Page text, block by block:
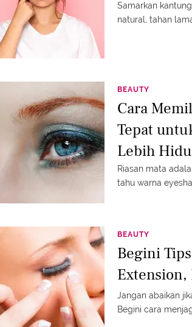
Samarkan
natural, tahan
BEAUTY
Cara
Tepat
Lebih
Riasan mata
tahu warna
BEAUTY
Begini
Extension,
Jangan abaikan
Begini cara